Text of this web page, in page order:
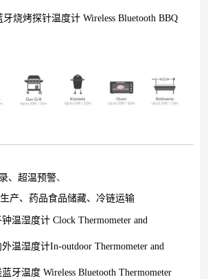
牙烧烤探针温度计 Wireless Bluetooth BBQ
、超温预警、
产、药品食品储藏、冷链运输
钟温湿度计 Clock Thermometer and
外温湿度计In-outdoor Thermometer and
蓝牙温度 Wireless Bluetooth Thermometer